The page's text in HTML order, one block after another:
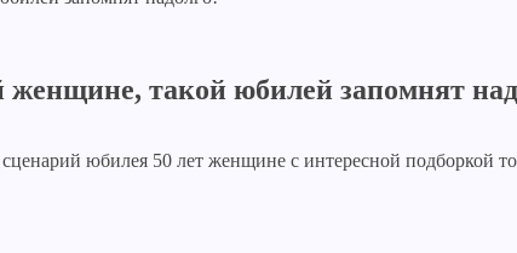
такой юбилей запомнят
юбилея 50 лет женщине с интересной